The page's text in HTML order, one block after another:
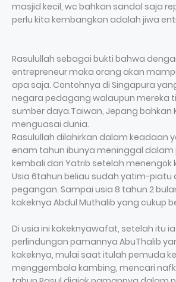
masjid kecil, wc bahkan sandal saja
perlu kita kembangkan adalah jiwa
Rasulullah sebagai bukti bahwa
entrepreneur maka orang akan
apa saja. Contohnya di Singapura
negara pedagang walaupun mereka
sumber daya.Taiwan, Jepang bahkan
menguasai dunia.
Rasulullah dilahirkan dalam keadaan
enam tahun ibunya meninggal dalam
kembali dari Yatrib setelah menengok
Usia 6tahun beliau sudah yatim-piatu
pegangan. Sampai usia 8 tahun 2
kakeknya Abdul Muthalib yang cukup
Di usia ini kakeknyawafat, setelah itu
perlindungan pamannya AbuThalib
kakeknya, mulai saat itulah pemuda
menggembala kambing, mencari